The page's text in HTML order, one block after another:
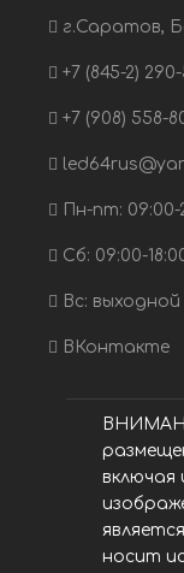
г.Саратов,
+7 (845-2) 290-
+7 (908) 558-
Пн-пт: 09:00-
Сб: 09:00-
Вс: выходной
ВКонтакте
включая
носит